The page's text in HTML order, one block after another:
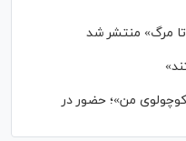
تا مرگ» منتشر شد
من»؛ حضور در